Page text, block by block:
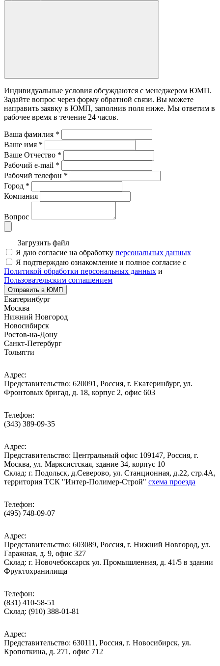
Индивидуальные условия обсуждаются с менеджером ЮМП.
Задайте вопрос через форму обратной связи. Вы можете
направить заявку в ЮМП, заполнив поля ниже. Mы ответим в
рабочее время в течение 24 часов.
Ваша фамилия *
Ваше имя *
Ваше Отчество *
Рабочий e-mail *
Рабочий телефон *
Город *
Компания
Вопрос
Загрузить файл
Я даю согласие на обработку персональных данных
Я подтверждаю ознакомление и полное согласие с
Политикой обработки персональных данных и
Пользовательским соглашением
Отправить в ЮМП
Екатеринбург
Москва
Нижний Новгород
Новосибирск
Ростов-на-Дону
Санкт-Петербург
Тольятти
Адрес:
Представительство: 620091, Россия, г. Екатеринбург, ул.
Фронтовых бригад, д. 18, корпус 2, офис 603
Телефон:
(343) 389-09-35
Адрес:
Представительство: Центральный офис 109147, Россия, г.
Москва, ул. Марксистская, здание 34, корпус 10
Cклад: г. Подольск, д.Северово, ул. Станционная, д.22, стр.4А,
территория ТСК "Интер-Полимер-Строй" схема проезда
Телефон:
(495) 748-09-07
Адрес:
Представительство: 603089, Россия, г. Нижний Новгород, ул.
Гаражная, д. 9, офис 327
Склад: г. Новочебоксарск ул. Промышленная, д. 41/5 в здании
Фруктохранилища
Телефон:
(831) 410-58-51
Склад: (910) 388-01-81
Адрес:
Представительство: 630111, Россия, г. Новосибирск, ул.
Кропоткина, д. 271, офис 712